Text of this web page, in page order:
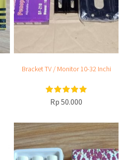
Bracket TV / Monitor 10-32 Inchi
Rp 50.000